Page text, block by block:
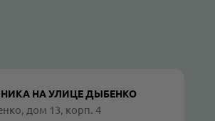
НА УЛИЦЕ ДЫБЕНКО
дом 13, корп. 4